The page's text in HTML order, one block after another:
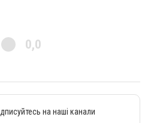
0,0
на наші канали